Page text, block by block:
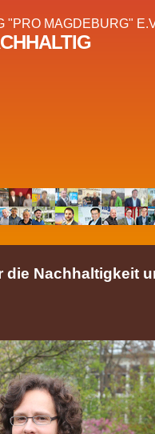
"PRO MAGDEBURG"
die Nachhaltigkeit